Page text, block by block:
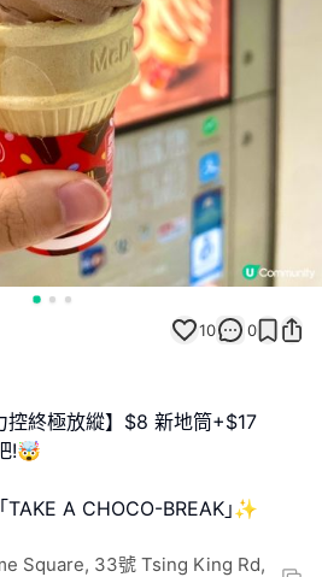
10 0
控終極放縱】$8 新地筒+$17
!🤯
Square, 33號 Tsing King Rd,